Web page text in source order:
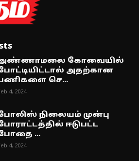
கோவையில்
அதற்கான
செ...
4, 2024
நிலையம் முன்பு
ஈடுபட்ட
...
4, 2024